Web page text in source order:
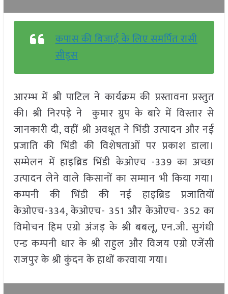
कपास की बिजाई के लिए समर्पित रासी
सीड्स
आरम्भ में श्री पाटिल ने कार्यक्रम की प्रस्तावना प्रस्तुत
की। श्री निरपड़े ने कुमार ग्रुप के बारे में विस्तार से
जानकारी दी, वहीं श्री अवधूत ने भिंडी उत्पादन और नई
प्रजाति की भिंडी की विशेषताओं पर प्रकाश डाला।
सम्मेलन में हाइब्रिड भिंडी केओएच -339 का अच्छा
उत्पादन लेने वाले किसानों का सम्मान भी किया गया।
कम्पनी की भिंडी की नई हाइब्रिड प्रजातियों
केओएच-334, केओएच- 351 और केओएच- 352 का
विमोचन हिम एग्रो अंजड़ के श्री बबलू, एन.जी. सुगंधी
एन्ड कम्पनी धार के श्री राहुल और विजय एग्रो एजेंसी
राजपुर के श्री कुंदन के हाथों करवाया गया।